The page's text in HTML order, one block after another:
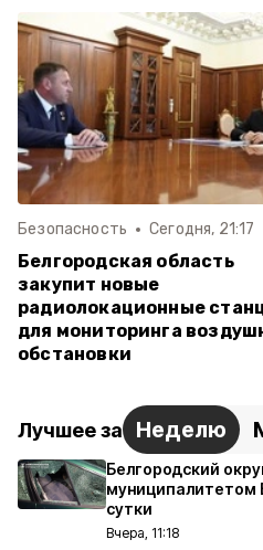
Безопасность Сегодня, 21:17
Белгородская область
закупит новые
радиолокационные
для мониторинга
обстановки
Лучшее за Неделю
Белгородский
муниципалитетом
сутки
Вчера, 11:18